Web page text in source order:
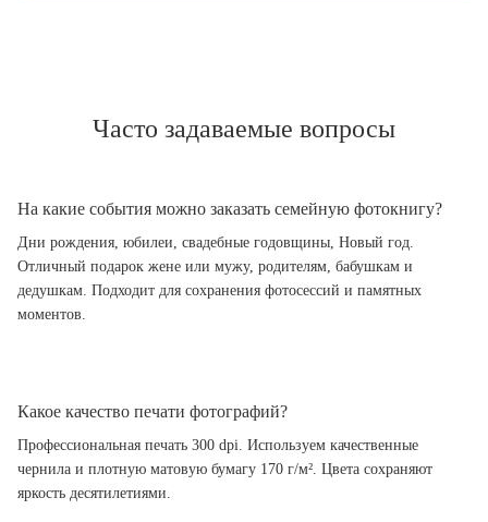
Часто задаваемые вопросы
На какие события можно заказать семейную фотокнигу?
Дни рождения, юбилеи, свадебные годовщины, Новый год.
Отличный подарок жене или мужу, родителям, бабушкам и
дедушкам. Подходит для сохранения фотосессий и памятных
моментов.
Какое качество печати фотографий?
Профессиональная печать 300 dpi. Используем качественные
чернила и плотную матовую бумагу 170 г/м². Цвета сохраняют
яркость десятилетиями.